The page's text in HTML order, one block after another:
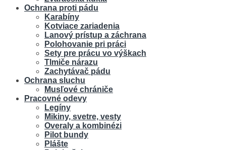
Ochrana proti pádu
Karabíny
Kotviace zariadenia
Lanový prístup a záchrana
Polohovanie pri práci
Sety pre prácu vo výškach
Tlmiče nárazu
Zachytávač pádu
Ochrana sluchu
Musľové chrániče
Pracovné odevy
Legíny
Mikiny, svetre, vesty
Overaly a kombinézi
Pilot bundy
Plášte